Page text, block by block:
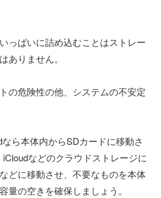
っぱいに詰め込むことはストレー
ありません。
の危険性の他、システムの不安定
ら本体内からSDカードに移動さ
などのクラウドストレージに
どに移動させ、不要なものを本体
量の空きを確保しましょう。